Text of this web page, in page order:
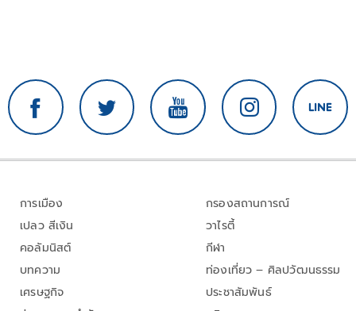
การเมือง
เปลว สีเงิน
คอลัมนิสต์
บทความ
เศรษฐกิจ
กรองสถานการณ์
วาไรตี้
กีฬา
ท่องเที่ยว – ศิลปวัฒนธรรม
ประชาสัมพันธ์